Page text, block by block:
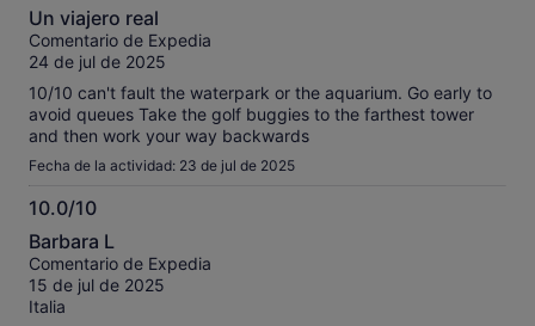
10.0
sobre
10
Un viajero real
Comentario de Expedia
24 de jul de 2025
10/10 can't fault the waterpark or the aquarium. Go early to
avoid queues Take the golf buggies to the farthest tower
and then work your way backwards
Fecha de la actividad: 23 de jul de 2025
10.0/10
10.0
sobre
10
Barbara L
Comentario de Expedia
15 de jul de 2025
Italia